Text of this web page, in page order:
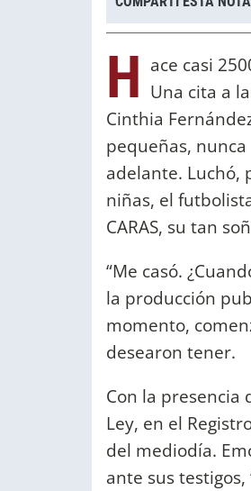
H ace casi
Una cita a
Cinthia
pequeñas,
adelante. Luchó,
niñas, el
CARAS, su tan
“Me casó.
la producción
momento,
desearon tener.
Con la presencia
Ley, en el
del mediodía.
ante sus